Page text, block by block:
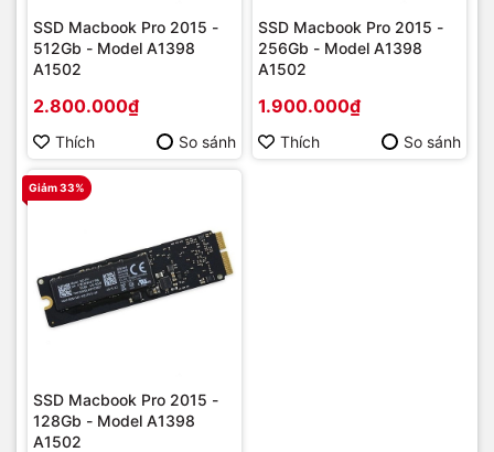
SSD Macbook Pro 2015 -
512Gb - Model A1398
A1502
2.800.000₫
Thích So sánh
SSD Macbook Pro 2015 -
256Gb - Model A1398
A1502
1.900.000₫
Thích So sánh
Giảm 33%
SSD Macbook Pro 2015 -
128Gb - Model A1398
A1502